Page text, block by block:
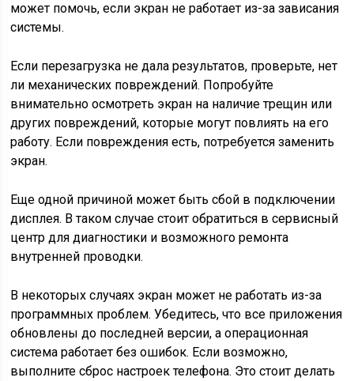
может помочь, если экран не работает из-за зависания
системы.
Если перезагрузка не дала результатов, проверьте, нет
ли механических повреждений. Попробуйте
внимательно осмотреть экран на наличие трещин или
других повреждений, которые могут повлиять на его
работу. Если повреждения есть, потребуется заменить
экран.
Еще одной причиной может быть сбой в подключении
дисплея. В таком случае стоит обратиться в сервисный
центр для диагностики и возможного ремонта
внутренней проводки.
В некоторых случаях экран может не работать из-за
программных проблем. Убедитесь, что все приложения
обновлены до последней версии, а операционная
система работает без ошибок. Если возможно,
выполните сброс настроек телефона. Это стоит делать